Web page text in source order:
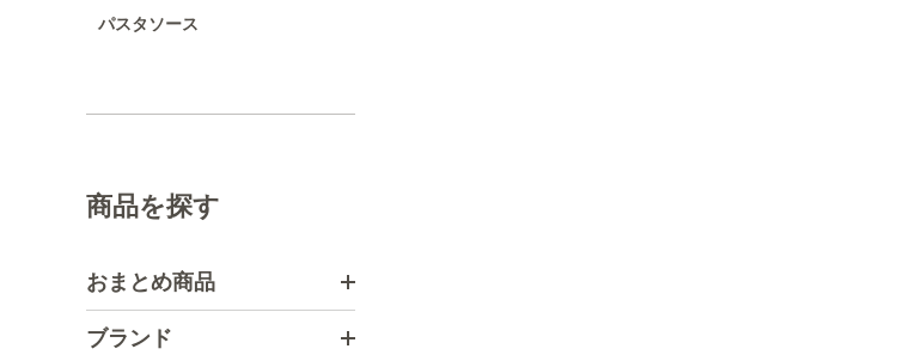
パスタソース
商品を探す
おまとめ商品
ブランド